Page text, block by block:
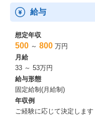
給与
想定年収
500 ～ 800 万円
月給
33 ～ 53万円
給与形態
固定給制(月給制)
年収例
ご経験に応じて決定します